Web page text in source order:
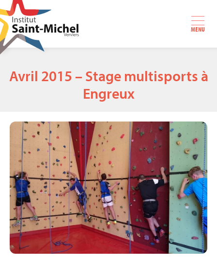
MENU
Avril 2015 – Stage multisports à
Engreux